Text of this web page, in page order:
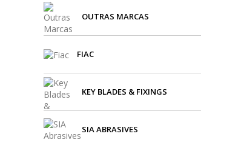
OUTRAS MARCAS
FIAC
KEY BLADES & FIXINGS
SIA ABRASIVES